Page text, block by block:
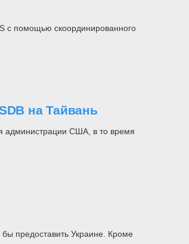
с помощью скоординированного
на Тайвань
администрации США, в то время
предоставить Украине. Кроме